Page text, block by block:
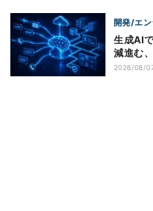
開発/エ
生成AI
減進む
2026/08/